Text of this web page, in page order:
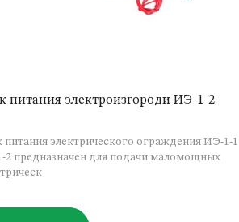
питания электроизгороди ИЭ-1-2
питания электрического ограждения ИЭ-1-
2 предназначен для подачи маломощных